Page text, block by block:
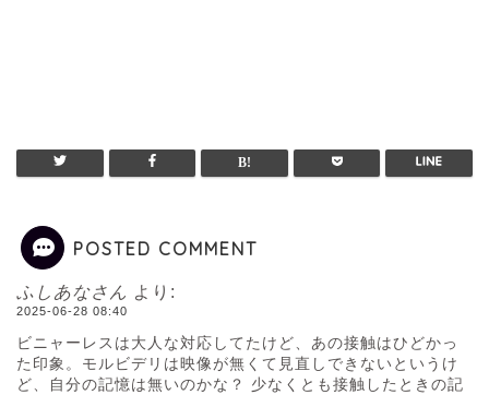
POSTED COMMENT
ふしあなさん より:
2025-06-28 08:40
ビニャーレスは大人な対応してたけど、あの接触はひどかっ
た印象。モルビデリは映像が無くて見直しできないというけ
ど、自分の記憶は無いのかな？ 少なくとも接触したときの記